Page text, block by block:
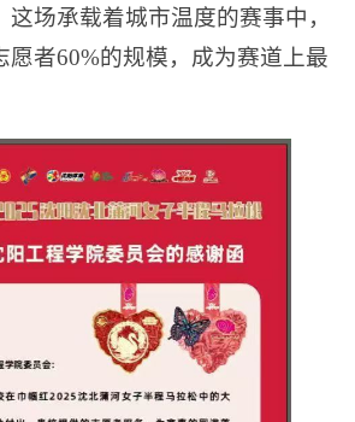
场承载着城市温度的赛事中，
愿者60%的规模，成为赛道上最